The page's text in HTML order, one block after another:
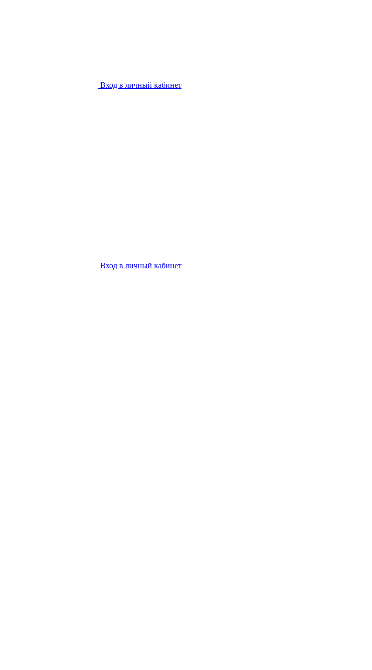
Вход в личный кабинет
Вход в личный кабинет